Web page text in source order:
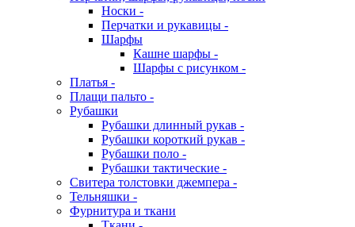
Носки -
Перчатки и рукавицы -
Шарфы
Кашне шарфы -
Шарфы с рисунком -
Платья -
Плащи пальто -
Рубашки
Рубашки длинный рукав -
Рубашки короткий рукав -
Рубашки поло -
Рубашки тактические -
Свитера толстовки джемпера -
Тельняшки -
Фурнитура и ткани